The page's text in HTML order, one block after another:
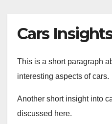
Cars
This is a short paragraph
interesting aspects of cars.
Another short insight into
discussed here.